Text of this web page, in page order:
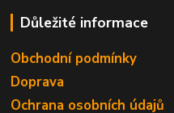
Důležité informace
Obchodní podmínky
Doprava
Ochrana osobních údajů